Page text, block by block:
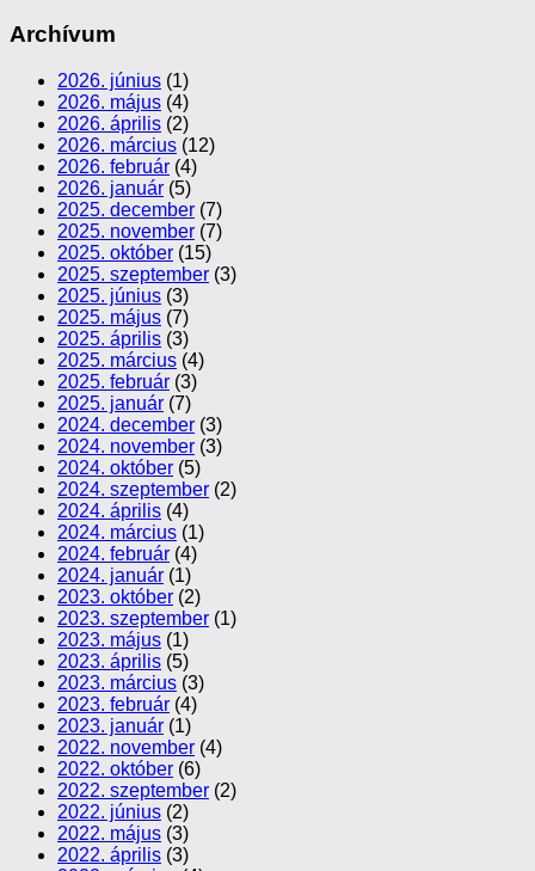
Archívum
2026. június (1)
2026. május (4)
2026. április (2)
2026. március (12)
2026. február (4)
2026. január (5)
2025. december (7)
2025. november (7)
2025. október (15)
2025. szeptember (3)
2025. június (3)
2025. május (7)
2025. április (3)
2025. március (4)
2025. február (3)
2025. január (7)
2024. december (3)
2024. november (3)
2024. október (5)
2024. szeptember (2)
2024. április (4)
2024. március (1)
2024. február (4)
2024. január (1)
2023. október (2)
2023. szeptember (1)
2023. május (1)
2023. április (5)
2023. március (3)
2023. február (4)
2023. január (1)
2022. november (4)
2022. október (6)
2022. szeptember (2)
2022. június (2)
2022. május (3)
2022. április (3)